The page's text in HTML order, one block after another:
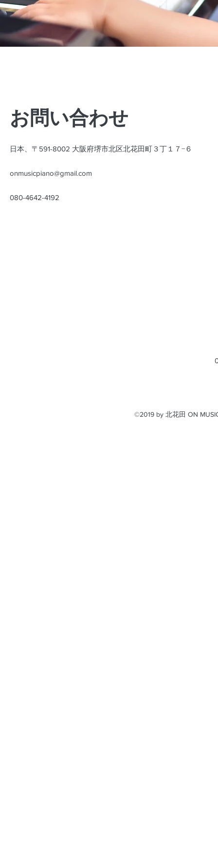
お問い合わせ
日本、〒591-8002 大阪府堺市北区北花田町３丁１７−６
onmusicpiano@gmail.com
080-4642-4192
©2019 by 北花田 ON